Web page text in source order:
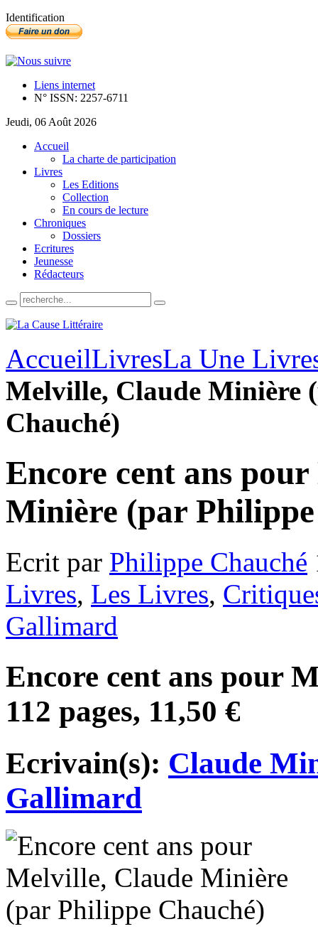
Identification
Liens internet
N° ISSN: 2257-6711
Jeudi, 06 Août 2026
Accueil
La charte de participation
Livres
Les Editions
Collection
En cours de lecture
Chroniques
Dossiers
Ecritures
Jeunesse
Rédacteurs
AccueilLivresLa Une
Melville, Claude Minière
Chauché)
Encore cent ans
Minière (par
Ecrit par Philippe Chauché
Livres, Les Livres,
Gallimard
Encore cent ans pour
112 pages, 11,50 €
Ecrivain(s): Claude
Gallimard